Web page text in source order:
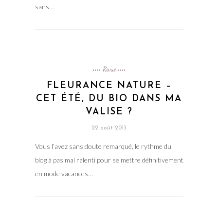
sans…
Revue
FLEURANCE NATURE –
CET ÉTÉ, DU BIO DANS MA
VALISE ?
22 août 2013
Vous l’avez sans doute remarqué, le rythme du
blog à pas mal ralenti pour se mettre définitivement
en mode vacances…